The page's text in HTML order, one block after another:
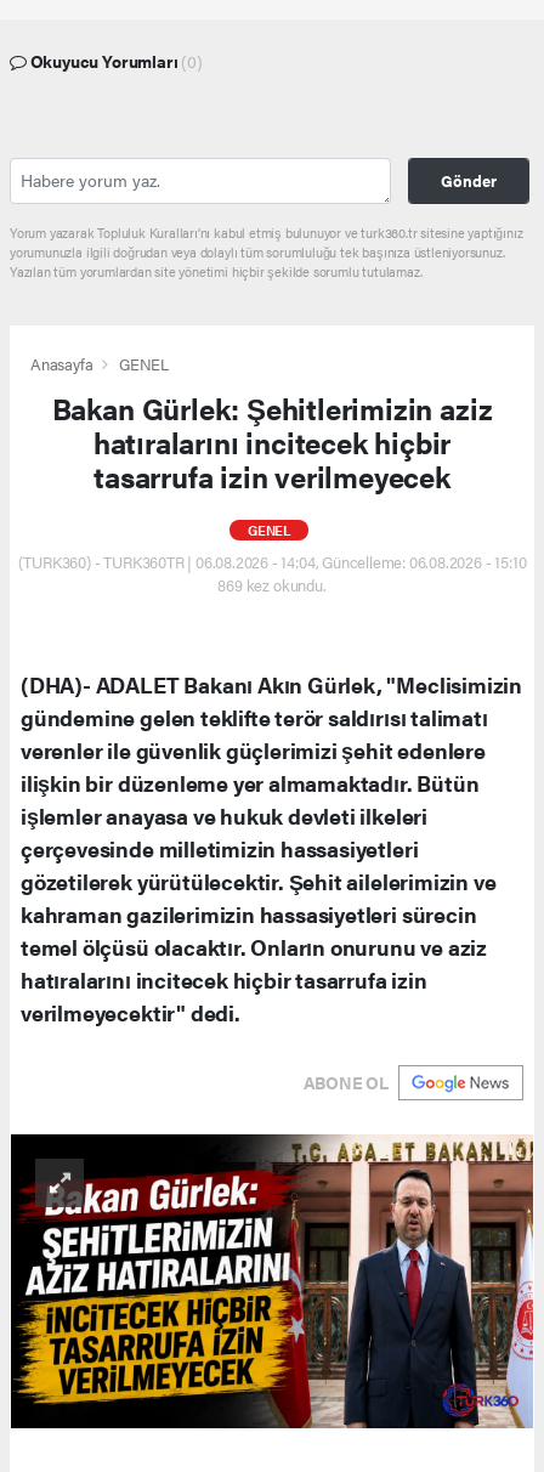
Okuyucu Yorumları (0)
Gönder
Yorum yazarak Topluluk Kuralları’nı kabul etmiş bulunuyor ve turk360.tr sitesine yaptığınız
yorumunuzla ilgili doğrudan veya dolaylı tüm sorumluluğu tek başınıza üstleniyorsunuz.
Yazılan tüm yorumlardan site yönetimi hiçbir şekilde sorumlu tutulamaz.
Anasayfa GENEL
Bakan Gürlek: Şehitlerimizin aziz
hatıralarını incitecek hiçbir
tasarrufa izin verilmeyecek
GENEL
(TURK360) - TURK360TR | 06.08.2026 - 14:04, Güncelleme: 06.08.2026 - 15:10
869 kez okundu.
(DHA)- ADALET Bakanı Akın Gürlek, "Meclisimizin
gündemine gelen teklifte terör saldırısı talimatı
verenler ile güvenlik güçlerimizi şehit edenlere
ilişkin bir düzenleme yer almamaktadır. Bütün
işlemler anayasa ve hukuk devleti ilkeleri
çerçevesinde milletimizin hassasiyetleri
gözetilerek yürütülecektir. Şehit ailelerimizin ve
kahraman gazilerimizin hassasiyetleri sürecin
temel ölçüsü olacaktır. Onların onurunu ve aziz
hatıralarını incitecek hiçbir tasarrufa izin
verilmeyecektir" dedi.
ABONE OL